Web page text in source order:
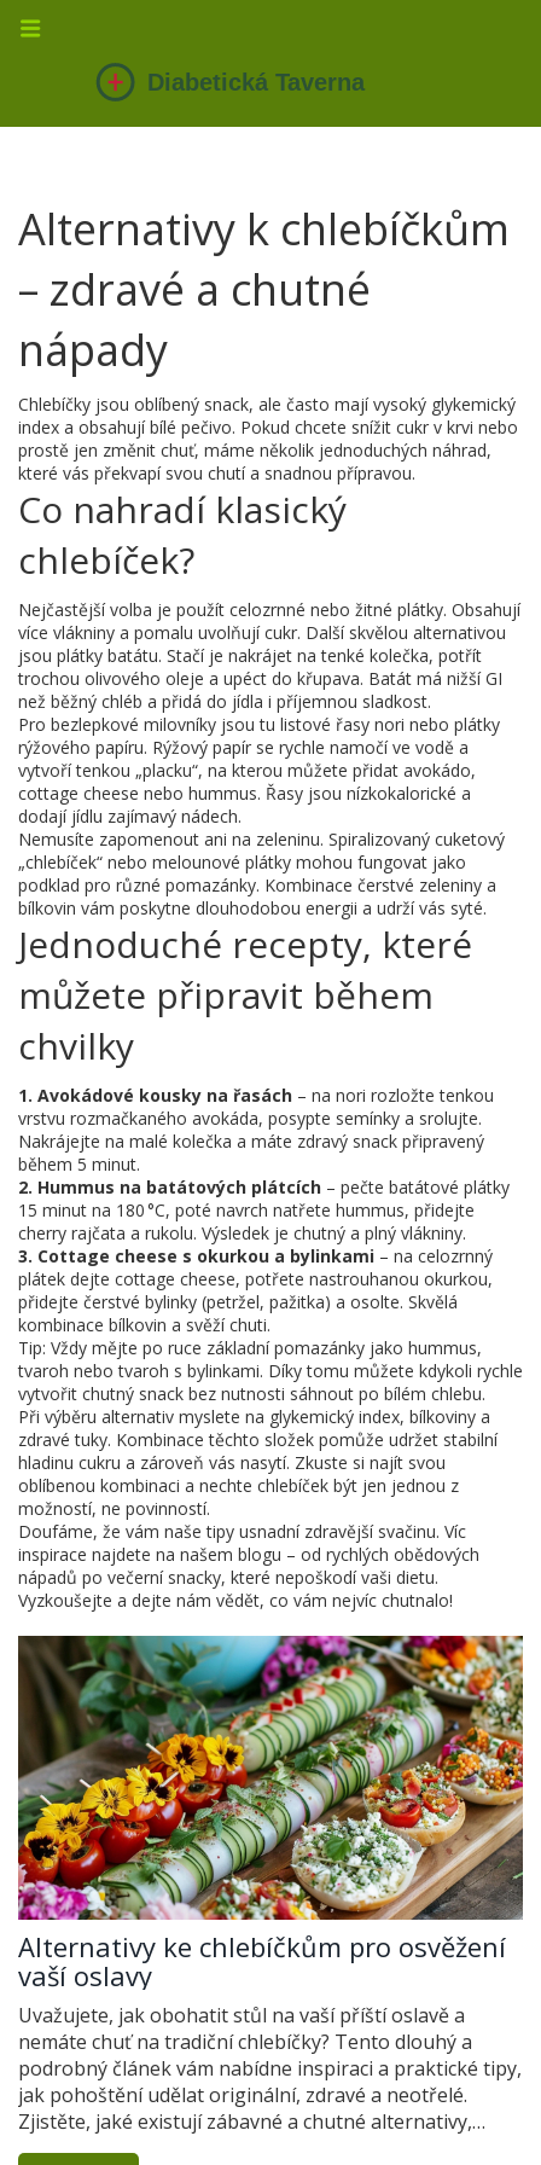
Alternativy k chlebíčkům
– zdravé a chutné
nápady
Chlebíčky jsou oblíbený snack, ale často mají vysoký glykemický
index a obsahují bílé pečivo. Pokud chcete snížit cukr v krvi nebo
prostě jen změnit chuť, máme několik jednoduchých náhrad,
které vás překvapí svou chutí a snadnou přípravou.
Co nahradí klasický
chlebíček?
Nejčastější volba je použít celozrnné nebo žitné plátky. Obsahují
více vlákniny a pomalu uvolňují cukr. Další skvělou alternativou
jsou plátky batátu. Stačí je nakrájet na tenké kolečka, potřít
trochou olivového oleje a upéct do křupava. Batát má nižší GI
než běžný chléb a přidá do jídla i příjemnou sladkost.
Pro bezlepkové milovníky jsou tu listové řasy nori nebo plátky
rýžového papíru. Rýžový papír se rychle namočí ve vodě a
vytvoří tenkou „placku“, na kterou můžete přidat avokádo,
cottage cheese nebo hummus. Řasy jsou nízkokalorické a
dodají jídlu zajímavý nádech.
Nemusíte zapomenout ani na zeleninu. Spiralizovaný cuketový
„chlebíček“ nebo melounové plátky mohou fungovat jako
podklad pro různé pomazánky. Kombinace čerstvé zeleniny a
bílkovin vám poskytne dlouhodobou energii a udrží vás syté.
Jednoduché recepty, které
můžete připravit během
chvilky
1. Avokádové kousky na řasách – na nori rozložte tenkou
vrstvu rozmačkaného avokáda, posypte semínky a srolujte.
Nakrájejte na malé kolečka a máte zdravý snack připravený
během 5 minut.
2. Hummus na batátových plátcích – pečte batátové plátky
15 minut na 180 °C, poté navrch natřete hummus, přidejte
cherry rajčata a rukolu. Výsledek je chutný a plný vlákniny.
3. Cottage cheese s okurkou a bylinkami – na celozrnný
plátek dejte cottage cheese, potřete nastrouhanou okurkou,
přidejte čerstvé bylinky (petržel, pažitka) a osolte. Skvělá
kombinace bílkovin a svěží chuti.
Tip: Vždy mějte po ruce základní pomazánky jako hummus,
tvaroh nebo tvaroh s bylinkami. Díky tomu můžete kdykoli rychle
vytvořit chutný snack bez nutnosti sáhnout po bílém chlebu.
Při výběru alternativ myslete na glykemický index, bílkoviny a
zdravé tuky. Kombinace těchto složek pomůže udržet stabilní
hladinu cukru a zároveň vás nasytí. Zkuste si najít svou
oblíbenou kombinaci a nechte chlebíček být jen jednou z
možností, ne povinností.
Doufáme, že vám naše tipy usnadní zdravější svačinu. Víc
inspirace najdete na našem blogu – od rychlých obědových
nápadů po večerní snacky, které nepoškodí vaši dietu.
Vyzkoušejte a dejte nám vědět, co vám nejvíc chutnalo!
Alternativy ke chlebíčkům pro osvěžení
vaší oslavy
Uvažujete, jak obohatit stůl na vaší příští oslavě a
nemáte chuť na tradiční chlebíčky? Tento dlouhý a
podrobný článek vám nabídne inspiraci a praktické tipy,
jak pohoštění udělat originální, zdravé a neotřelé.
Zjistěte, jaké existují zábavné a chutné alternativy,
které ohromí vaše hosty a zapadnou do jakékoli